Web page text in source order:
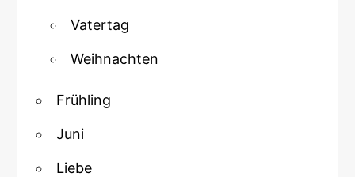
Vatertag
Weihnachten
Frühling
Juni
Liebe